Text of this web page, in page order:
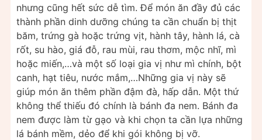
nhưng cũng hết sức dễ tìm. Để món ăn đầy đủ các
thành phần dinh dưỡng chúng ta cần chuẩn bị thịt
băm, trứng gà hoặc trứng vịt, hành tây, hành lá, cà
rốt, su hào, giá đỗ, rau mùi, rau thơm, mộc nhĩ, mì
hoặc miến,…và một số loại gia vị như mì chính, bột
canh, hạt tiêu, nước mắm,…Những gia vị này sẽ
giúp món ăn thêm phần đậm đà, hấp dẫn. Một thứ
không thể thiếu đó chính là bánh đa nem. Bánh đa
nem được làm từ gạo và khi chọn ta cần lựa những
lá bánh mềm, dẻo để khi gói không bị vỡ.